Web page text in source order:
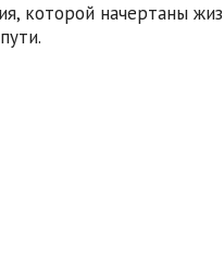
которой начертаны